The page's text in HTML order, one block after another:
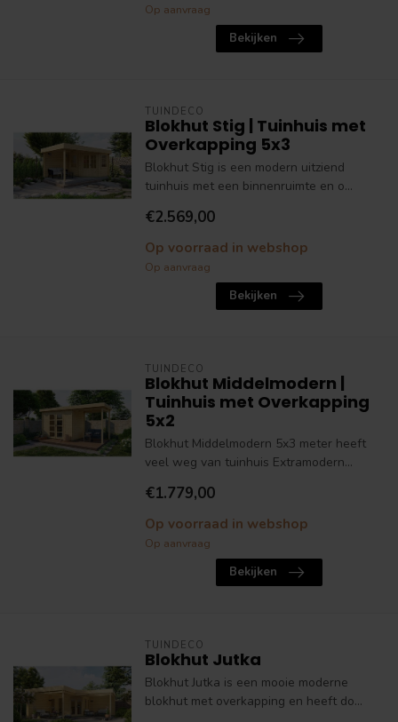
Op aanvraag
Bekijken
TUINDECO
Blokhut Stig | Tuinhuis met
Overkapping 5x3
Blokhut Stig is een modern uitziend
tuinhuis met een binnenruimte en o...
€2.569,00
Op voorraad in webshop
Op aanvraag
Bekijken
TUINDECO
Blokhut Middelmodern |
Tuinhuis met Overkapping
5x2
Blokhut Middelmodern 5x3 meter heeft
veel weg van tuinhuis Extramodern...
€1.779,00
Op voorraad in webshop
Op aanvraag
Bekijken
TUINDECO
Blokhut Jutka
Blokhut Jutka is een mooie moderne
blokhut met overkapping en heeft do...